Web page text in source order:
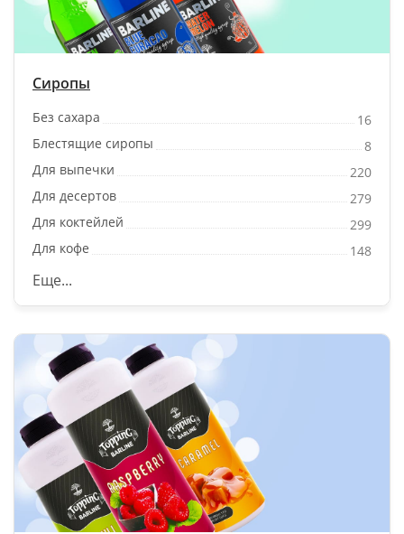
Сиропы
Без сахара
16
Блестящие сиропы
8
Для выпечки
220
Для десертов
279
Для коктейлей
299
Для кофе
148
Еще...